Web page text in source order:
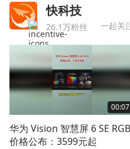
快科技
26.1万粉丝 一起关
00:07
华为 Vision 智慧屏 6 SE RGB
价格公布：3599元起